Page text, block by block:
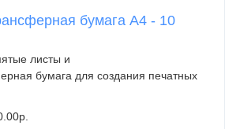
бумага А4 - 10
листы и
бумага для создания печатных